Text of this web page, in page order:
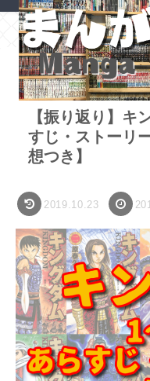
ホーム 漫画・
【振り返り】キ
すじ・ストーリ
想つき】
2019.10.23